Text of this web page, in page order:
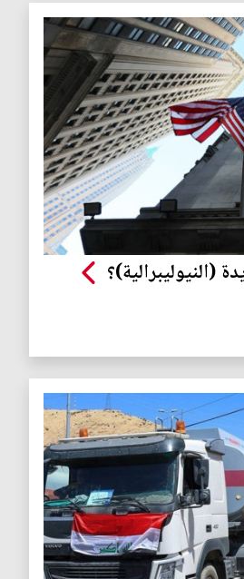
(النيوليبرالية)؟